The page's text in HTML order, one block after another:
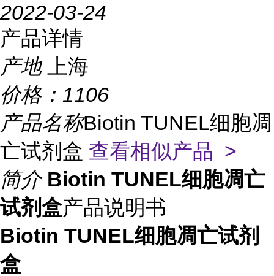
2022-03-24
产品详情
产地
上海
价格： 1106
产品名称Biotin TUNEL细胞凋
亡试剂盒 查看相似产品 >
简介 Biotin TUNEL细胞凋亡
试剂盒产品说明书
Biotin TUNEL细胞凋亡试剂
盒